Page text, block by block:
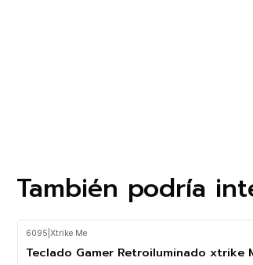
También podría
-50% OFF
6095 Xtrike Me
Teclado Gamer Retroiluminado xtrike